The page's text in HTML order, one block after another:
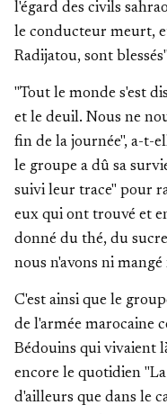
l'égard des civils
le conducteur meurt,
Radijatou, sont
"Tout le monde s'est
et le deuil. Nous ne
fin de la journée", a-t-
le groupe a dû sa
suivi leur trace" pour
eux qui ont trouvé et
donné du thé, du
nous n'avons ni
C'est ainsi que le
de l'armée marocaine
Bédouins qui vivaient
encore le quotidien
d'ailleurs que dans le